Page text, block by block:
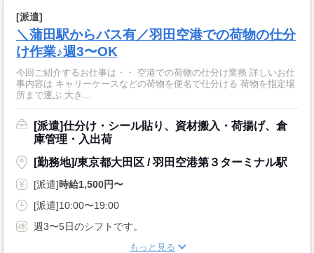
[派遣]
＼蒲田駅からバス有／羽田空港での荷物の仕分
け作業♪週3〜OK
今回ご紹介するお仕事は・・ 空港での荷物の仕分け業務 詳しいお仕
事内容は キャリーケースなどの荷物を便名で仕分ける 荷物を指定場
所まで運ぶ 大き...
[派遣]仕分け・シール貼り、資材搬入・荷揚げ、倉
庫管理・入出荷
[勤務地]/東京都大田区 / 羽田空港第３ターミナル駅
[派遣]時給1,500円〜
[派遣]10:00〜19:00
週3〜5日のシフトです。
もっと見る